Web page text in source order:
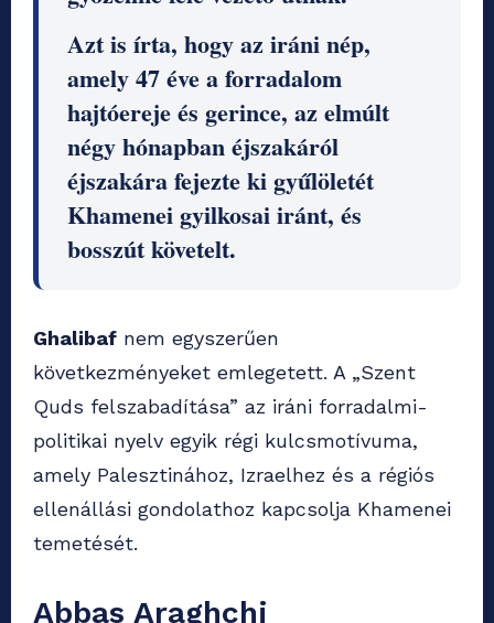
Azt is írta, hogy az iráni nép,
amely 47 éve a forradalom
hajtóereje és gerince, az elmúlt
négy hónapban éjszakáról
éjszakára fejezte ki gyűlöletét
Khamenei gyilkosai iránt, és
bosszút követelt.
Ghalibaf nem egyszerűen
következményeket emlegetett. A „Szent
Quds felszabadítása” az iráni forradalmi-
politikai nyelv egyik régi kulcsmotívuma,
amely Palesztinához, Izraelhez és a régiós
ellenállási gondolathoz kapcsolja Khamenei
temetését.
Abbas Araghchi